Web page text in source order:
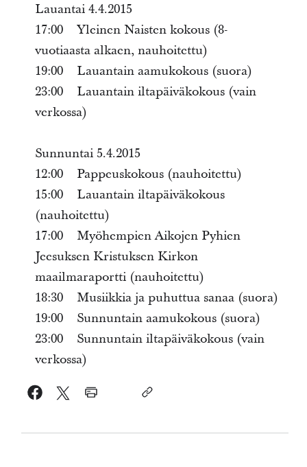
Lauantai 4.4.2015
17:00 Yleinen Naisten kokous (8-
vuotiaasta alkaen, nauhoitettu)
19:00 Lauantain aamukokous (suora)
23:00 Lauantain iltapäiväkokous (vain
verkossa)
Sunnuntai 5.4.2015
12:00 Pappeuskokous (nauhoitettu)
15:00 Lauantain iltapäiväkokous
(nauhoitettu)
17:00 Myöhempien Aikojen Pyhien
Jeesuksen Kristuksen Kirkon
maailmaraportti (nauhoitettu)
18:30 Musiikkia ja puhuttua sanaa (suora)
19:00 Sunnuntain aamukokous (suora)
23:00 Sunnuntain iltapäiväkokous (vain
verkossa)